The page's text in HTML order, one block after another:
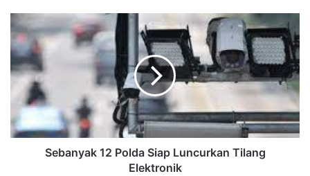
Sebanyak 12 Polda Siap Luncurkan Tilang
Elektronik